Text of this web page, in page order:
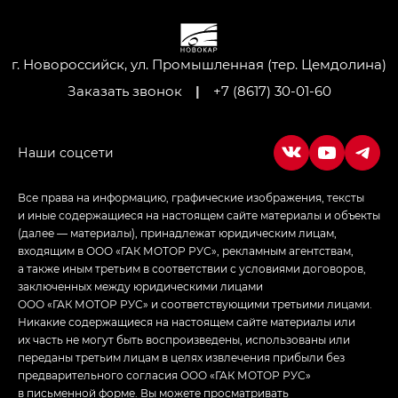
M8 — Эм 8 (M8) в комплектациях Джи Эль — GL,
Джи Ти — GT, Джи Икс — GX,
LOUNGE
Empow — Эмпау (Empow) в комплектации
Джи Эс — GS, Джи Эль с элементы экстерьера
г. Новороссийск, ул. Промышленная (тер. Цемдолина)
Заказать звонок
| +7 (8617) 30-01-60
Все права на информацию, графические изображения, тексты
и иные содержащиеся на настоящем сайте материалы и объекты
(далее — материалы), принадлежат юридическим лицам,
входящим в ООО «ГАК МОТОР РУС», рекламным агентствам,
а также иным третьим в соответствии с условиями договоров,
заключенных между юридическими лицами
ООО «ГАК МОТОР РУС» и соответствующими третьими лицами.
Никакие содержащиеся на настоящем сайте материалы или
их часть не могут быть воспроизведены, использованы или
переданы третьим лицам в целях извлечения прибыли без
предварительного согласия ООО «ГАК МОТОР РУС»
в письменной форме. Вы можете просматривать